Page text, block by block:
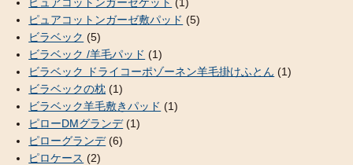
ピュアコットンガーゼ敷パッド (5)
ビラベック (5)
ビラベック /羊毛パッド (1)
ビラベック ドライコーポゾーネン羊毛掛けふとん (1)
ビラベックの枕 (1)
ビラベック羊毛敷きパッド (1)
ピローDMグランデ(1)
ピローグランデ(6)
ピロケース (2)